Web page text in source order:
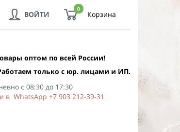
0
Корзина
ВОЙТИ
оптом по всей России!
только с юр. лицами и ИП.
с 08:30 до 17:30
в WhatsApp +7 903 212-39-31